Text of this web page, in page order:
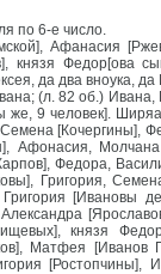
по 6-е число.
Афанасия
князя Федор[ова
да два вноука,
(л. 82 об.)
9 человек].
[Кочергины],
Афонасия,
Федора,
Григория,
[Ивановы
князя
Матфея